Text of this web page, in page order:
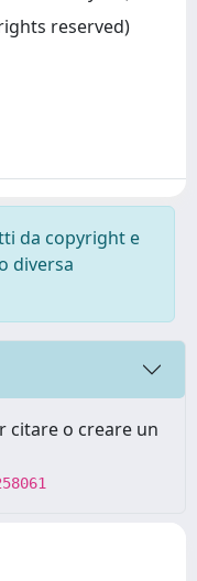
reserved)
da copyright e
diversa
citare o creare un